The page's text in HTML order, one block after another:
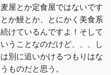
屋とか定食屋ではないです
か鰻とか、とにかく美食系
けているんですよ！そして
うことなのだけど、、、し
別に追いかけるつもりはな
ものだと思う。